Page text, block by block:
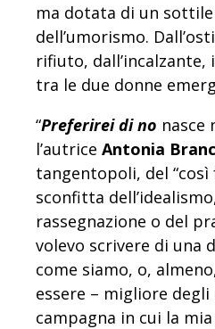
ma dotata di un sottile
dell’umorismo.
rifiuto,
tra le due donne
“Preferirei di no nasce
l’autrice Antonia
tangentopoli, del
sconfitta
rassegnazione o del
volevo scrivere di una
come siamo, o,
essere – migliore degli
campagna in cui la